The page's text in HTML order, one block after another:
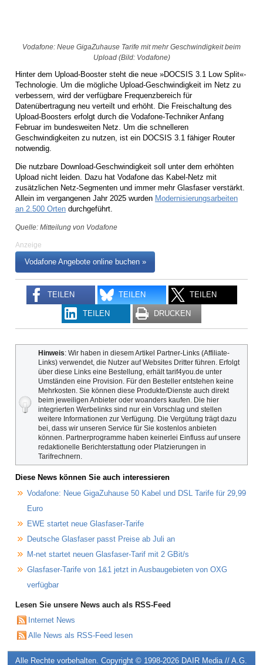
Vodafone: Neue GigaZuhause Tarife mit mehr Geschwindigkeit beim
Upload (Bild: Vodafone)
Hinter dem Upload-Booster steht die neue »DOCSIS 3.1 Low Split«-
Technologie. Um die mögliche Upload-Geschwindigkeit im Netz zu
verbessern, wird der verfügbare Frequenzbereich für
Datenübertragung neu verteilt und erhöht. Die Freischaltung des
Upload-Boosters erfolgt durch die Vodafone-Techniker Anfang
Februar im bundesweiten Netz. Um die schnelleren
Geschwindigkeiten zu nutzen, ist ein DOCSIS 3.1 fähiger Router
notwendig.
Die nutzbare Download-Geschwindigkeit soll unter dem erhöhten
Upload nicht leiden. Dazu hat Vodafone das Kabel-Netz mit
zusätzlichen Netz-Segmenten und immer mehr Glasfaser verstärkt.
Allein im vergangenen Jahr 2025 wurden Modernisierungsarbeiten
an 2.500 Orten durchgeführt.
Quelle: Mitteilung von Vodafone
Anzeige
Vodafone Angebote online buchen »
TEILEN TEILEN TEILEN
TEILEN DRUCKEN
Hinweis: Wir haben in diesem Artikel Partner-Links (Affiliate-
Links) verwendet, die Nutzer auf Websites Dritter führen. Erfolgt
über diese Links eine Bestellung, erhält tarif4you.de unter
Umständen eine Provision. Für den Besteller entstehen keine
Mehrkosten. Sie können diese Produkte/Dienste auch direkt
beim jeweiligen Anbieter oder woanders kaufen. Die hier
integrierten Werbelinks sind nur ein Vorschlag und stellen
weitere Informationen zur Verfügung. Die Vergütung trägt dazu
bei, dass wir unseren Service für Sie kostenlos anbieten
können. Partnerprogramme haben keinerlei Einfluss auf unsere
redaktionelle Berichterstattung oder Platzierungen in
Tarifrechnern.
Diese News können Sie auch interessieren
Vodafone: Neue GigaZuhause 50 Kabel und DSL Tarife für 29,99
Euro
EWE startet neue Glasfaser-Tarife
Deutsche Glasfaser passt Preise ab Juli an
M-net startet neuen Glasfaser-Tarif mit 2 GBit/s
Glasfaser-Tarife von 1&1 jetzt in Ausbaugebieten von OXG
verfügbar
Lesen Sie unsere News auch als RSS-Feed
Internet News
Alle News als RSS-Feed lesen
Alle Rechte vorbehalten. Copyright © 1998-2026 DAIR Media // A.G.